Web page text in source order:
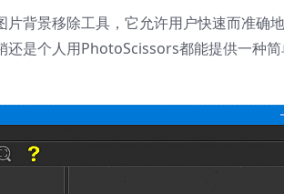
背景移除工具，它允许用户快速而准确
还是个人用PhotoScissors都能提供一种